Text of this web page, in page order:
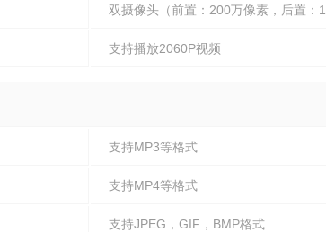
双摄像头（前置：200万像素，后置：
支持播放2060P视频
支持MP3等格式
支持MP4等格式
支持JPEG，GIF，BMP格式